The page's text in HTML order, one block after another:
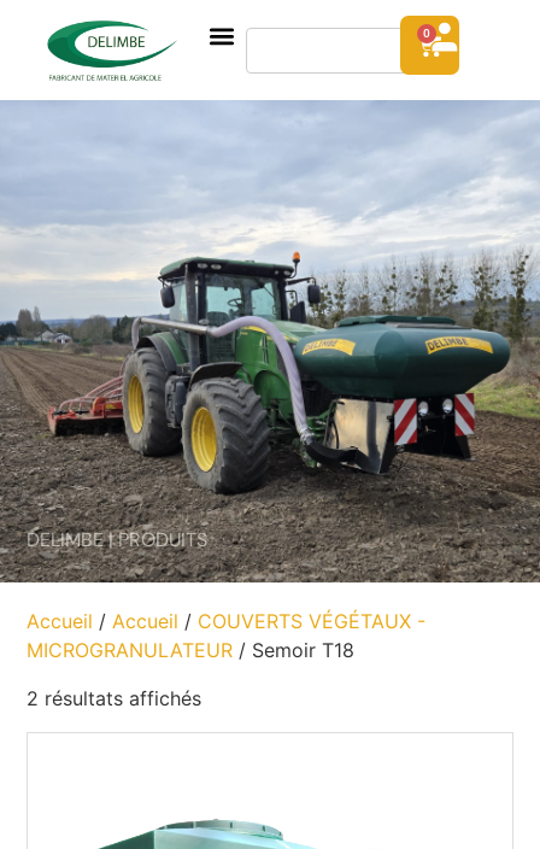
0
DELIMBE | PRODUITS
Accueil /Accueil / COUVERTS VÉGÉTAUX -
MICROGRANULATEUR / Semoir T18
2 résultats affichés